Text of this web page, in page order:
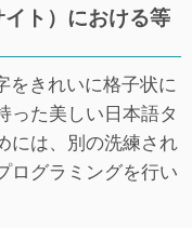
ト）における等
をきれいに格子状に
った美しい日本語タ
には、別の洗練され
ログラミングを行い